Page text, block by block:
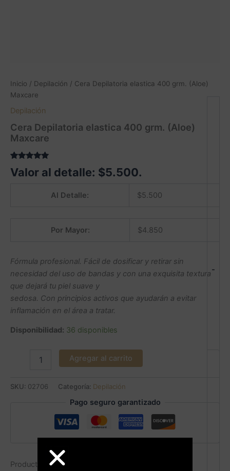
Inicio / Depilación / Cera Depilatoria elastica 400 grm. (Aloe)
Maxcare
Depilación
Cera Depilatoria elastica 400 grm. (Aloe)
Maxcare
5.00 sobre
Valor al detalle: $5.500.
Al Detalle: $5.500
Por Mayor: $4.850
Fórmula profesional. Fácil de dosificar y retirar sin
necesidad del uso de bandas y con una exquisita textura
que dejará tu piel suave y
sedosa. Con principios activos que ayudarán a evitar
inflamación en el área a tratar.
Disponibilidad: 36 disponibles
-
Agregar al carrito
SKU: 02706 Categoría: Depilación
Pago seguro garantizado
Productos relacionados